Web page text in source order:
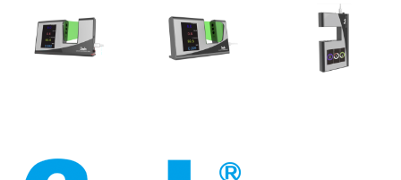
GREISINGER
HEIDON
INFICON